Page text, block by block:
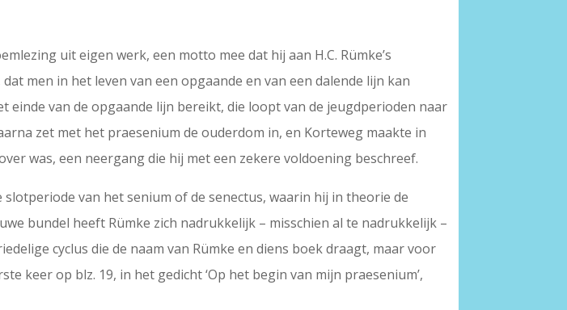
uit eigen werk, een motto mee dat hij aan H.C. Rümke’s
men in het leven van een opgaande en van een dalende lijn kan
einde van de opgaande lijn bereikt, die loopt van de jeugdperioden naar
zet met het praesenium de ouderdom in, en Korteweg maakte in
was, een neergang die hij met een zekere voldoening beschreef.
van het senium of de senectus, waarin hij in theorie de
bundel heeft Rümke zich nadrukkelijk – misschien al te nadrukkelijk –
cyclus die de naam van Rümke en diens boek draagt, maar voor
keer op blz. 19, in het gedicht ‘Op het begin van mijn praesenium’,